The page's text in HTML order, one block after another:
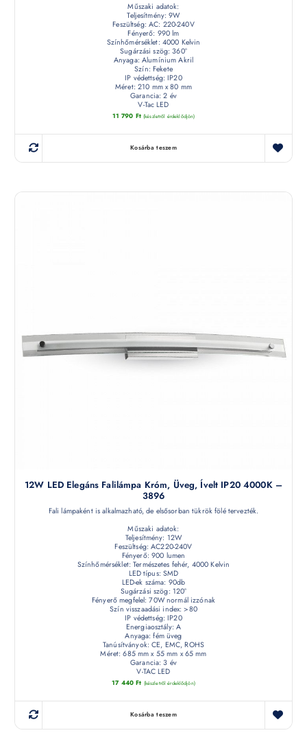
Műszaki adatok:
Teljesítmény: 9W
Feszültség: AC: 220-240V
Fényerő: 990 lm
Színhőmérséklet: 4000 Kelvin
Sugárzási szög: 360°
Anyaga: Alumínium Akril
Szín: Fekete
IP védettség: IP20
Méret: 210 mm x 80 mm
Garancia: 2 év
V-Tac LED
11 790 Ft (készletről érdeklődjön)
Kosárba teszem
12W LED Elegáns Falilámpa Króm, Üveg, Ívelt IP20 4000K –
3896
Fali lámpaként is alkalmazható, de elsősorban tükrök fölé tervezték.
Műszaki adatok:
Teljesítmény: 12W
Feszültség: AC220-240V
Fényerő: 900 lumen
Színhőmérséklet: Természetes fehér, 4000 Kelvin
LED típus: SMD
LED-ek száma: 90db
Sugárzási szög: 120°
Fényerő megfelel: 70W normál izzónak
Szín visszaadási index: >80
IP védettség: IP20
Energiaosztály: A
Anyaga: fém üveg
Tanúsítványok: CE, EMC, ROHS
Méret: 685 mm x 55 mm x 65 mm
Garancia: 3 év
V-TAC LED
17 440Ft (készletről érdeklődjön)
Kosárba teszem